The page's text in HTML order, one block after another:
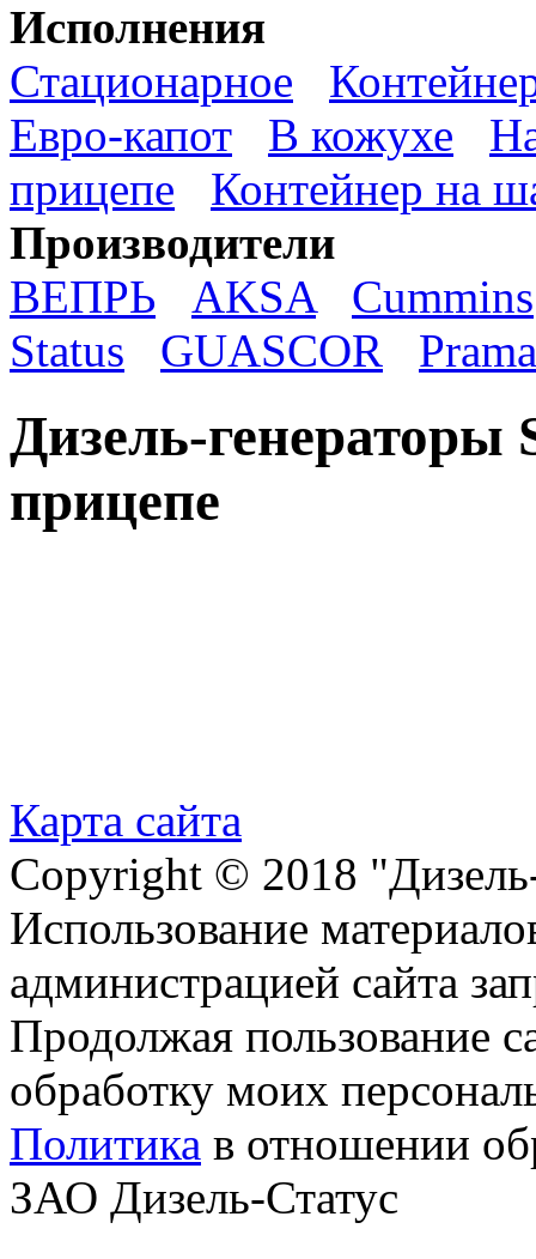
Исполнения
Стационарное
Евро-капот
В кожухе
прицепе
Контейнер на
Производители
ВЕПРЬ
AKSA
Cummins
Status
GUASCOR
Дизель-генераторы
прицепе
Карта сайта
Copyright © 2018
Использование
администрацией сайта
Продолжая пользование
обработку моих
Политика в отношении
ЗАО Дизель-Статус